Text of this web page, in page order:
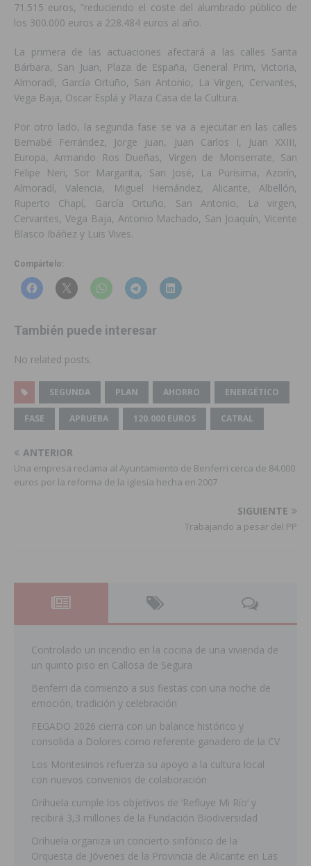
71.515 euros, “reduciendo el coste del alumbrado público de
los 300.000 euros a 228.484 euros al año.
La primera de las actuaciones afectará a las calles Santa
Bárbara, San Juan, Plaza de España, General Prim, Victoria,
Almoradí, García Ortuño, San Antonio, La Virgen, Cervantes,
Vega Baja, Oscar Esplá y Plaza Casa de la Cultura.
Por otro lado, la segunda fase se va a ejecutar en las calles
Bernabé Ferrández, Jorge Juan, Juan Carlos I, Juan XXIII,
Europa, Armando Ros Dueñas, Virgen de Monserrate, San
Felipe Neri, Sor Margarita, San José, La Purísima, Azorín,
Almoradí, Valencia, Miguel Hernández, Alicante, Albellón,
Ruperto Chapí, García Ortuño, San Antonio, La virgen,
Cervantes, Vega Baja, Antonio Machado, San Joaquín, Vicente
Blasco Ibáñez y Luis Vives.
Compártelo:
También puede interesar
No related posts.
SEGUNDA PLAN AHORRO ENERGÉTICO
FASE APRUEBA 120.000 EUROS CATRAL
ANTERIOR
Una empresa reclama al Ayuntamiento de Benferri cerca de 84.000
euros por la reforma de la iglesia hecha en 2007
SIGUIENTE
Trabajando a pesar del PP
Controlado un incendio en la cocina de una vivienda de
un quinto piso en Callosa de Segura
Benferri da comienzo a sus fiestas con una noche de
emoción, tradición y celebración
FEGADO 2026 cierra con un balance histórico y
consolida a Dolores como referente ganadero de la CV
Los Montesinos refuerza su apoyo a la cultura local
con nuevos convenios de colaboración
Orihuela cumple los objetivos de ‘Refluye Mi Río’ y
recibirá 3,3 millones de la Fundación Biodiversidad
Orihuela organiza un concierto sinfónico de la
Orquesta de Jóvenes de la Provincia de Alicante en Las